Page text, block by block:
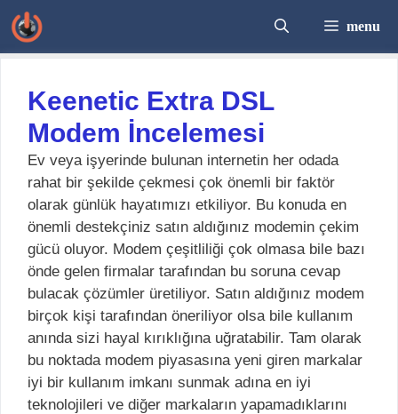
İçeriğe
atla
menu
Keenetic Extra DSL
Modem İncelemesi
Ev veya işyerinde bulunan internetin her odada
rahat bir şekilde çekmesi çok önemli bir faktör
olarak günlük hayatımızı etkiliyor. Bu konuda en
önemli destekçiniz satın aldığınız modemin çekim
gücü oluyor. Modem çeşitliliği çok olmasa bile bazı
önde gelen firmalar tarafından bu soruna cevap
bulacak çözümler üretiliyor. Satın aldığınız modem
birçok kişi tarafından öneriliyor olsa bile kullanım
anında sizi hayal kırıklığına uğratabilir. Tam olarak
bu noktada modem piyasasına yeni giren markalar
iyi bir kullanım imkanı sunmak adına en iyi
teknolojileri ve diğer markaların yapamadıklarını